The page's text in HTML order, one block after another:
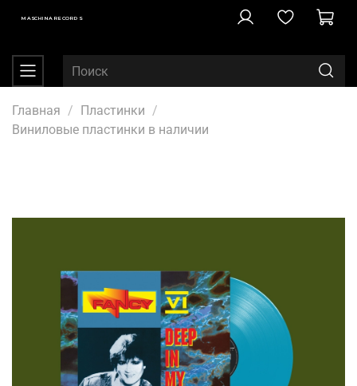
MASCHINA RECORDS
Главная
Пластинки
Виниловые пластинки в наличии